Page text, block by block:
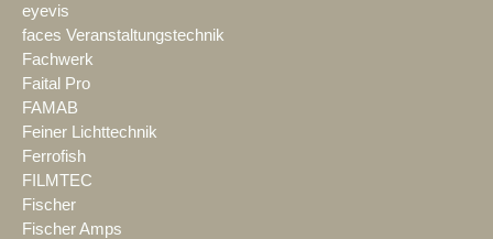
eyevis
faces Veranstaltungstechnik
Fachwerk
Faital Pro
FAMAB
Feiner Lichttechnik
Ferrofish
FILMTEC
Fischer
Fischer Amps